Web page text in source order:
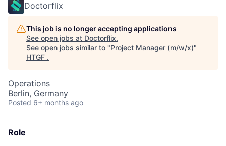
Doctorflix
This job is no longer accepting applications
See open jobs at Doctorflix.
See open jobs similar to "Project Manager (m/w/x)"
HTGF .
Operations
Berlin, Germany
Posted 6+ months ago
Role